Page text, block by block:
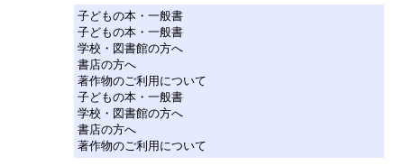
子どもの本・一般書
子どもの本・一般書
学校・図書館の方へ
書店の方へ
著作物のご利用について
子どもの本・一般書
学校・図書館の方へ
書店の方へ
著作物のご利用について